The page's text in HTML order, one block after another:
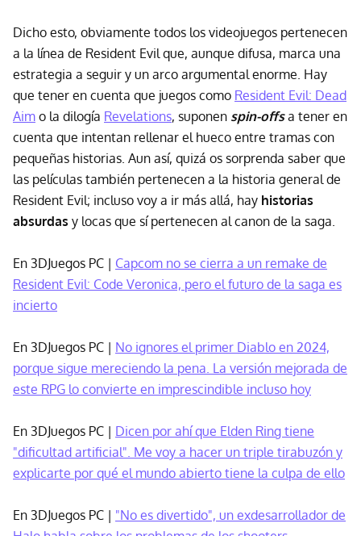
Dicho esto, obviamente todos los videojuegos pertenecen
a la línea de Resident Evil que, aunque difusa, marca una
estrategia a seguir y un arco argumental enorme. Hay
que tener en cuenta que juegos como Resident Evil: Dead
Aim o la dilogía Revelations, suponen spin-offsa tener en
cuenta que intentan rellenar el hueco entre tramas con
pequeñas historias. Aun así, quizá os sorprenda saber que
las películas también pertenecen a la historia general de
Resident Evil; incluso voy a ir más allá, hay historias
absurdas y locas que sí pertenecen al canon de la saga.
En 3DJuegos PC | Capcom no se cierra a un remake de
Resident Evil: Code Veronica, pero el futuro de la saga es
incierto
En 3DJuegos PC | No ignores el primer Diablo en 2024,
porque sigue mereciendo la pena. La versión mejorada de
este RPG lo convierte en imprescindible incluso hoy
En 3DJuegos PC | Dicen por ahí que Elden Ring tiene
"dificultad artificial". Me voy a hacer un triple tirabuzón y
explicarte por qué el mundo abierto tiene la culpa de ello
En 3DJuegos PC | "No es divertido", un exdesarrollador de